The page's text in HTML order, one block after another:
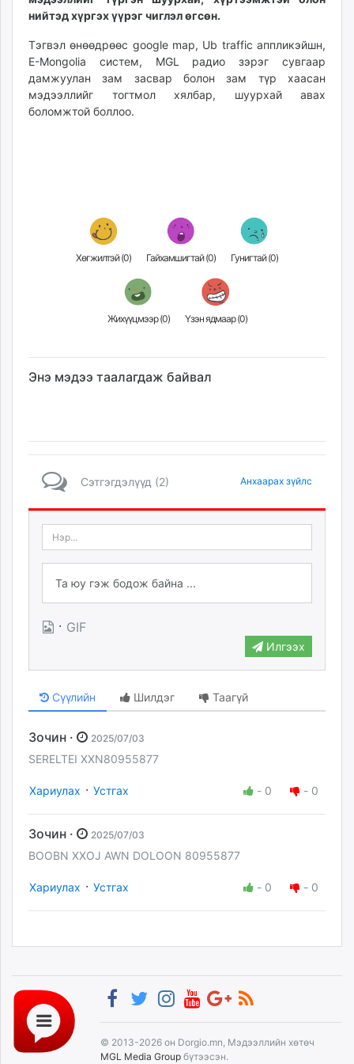
unuudur.mn
mglradio.com
fact.mn
itoim.mn
tumen.mn
нийтэд хүргэх үүрэг чиглэл өгсөн.
Тэгвэл өнөөдрөөс google map, Ub traffic аппликэйшн,
E-Mongolia систем, MGL радио зэрэг сувгаар
дамжуулан зам засвар болон зам түр хаасан
мэдээллийг тогтмол хялбар, шуурхай авах
боломжтой боллоо.
Хөгжилтэй (0) Гайхамшигтай (0) Гунигтай (0)
Жихүүцмээр (0) Үзэн ядмаар (0)
Энэ мэдээ таалагдаж байвал
Сэтгэгдэлүүд (2) Анхаарах зүйлс
· GIF
Илгээх
Сүүлийн Шилдэг Таагүй
Зочин · 2025/07/03
SERELTEI XXN80955877
Хариулах · Устгах - 0 - 0
Зочин · 2025/07/03
BOOBN XXOJ AWN DOLOON 80955877
Хариулах · Устгах - 0 - 0
© 2013-2026 он Dorgio.mn, Мэдээллийн хөтөч
MGL Media Group бүтээсэн.